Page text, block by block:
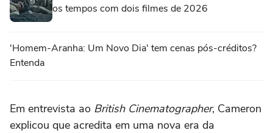
os tempos com dois filmes de 2026
'Homem-Aranha: Um Novo Dia' tem cenas pós-créditos?
Entenda
Em entrevista ao British Cinematographer, Cameron
explicou que acredita em uma nova era da